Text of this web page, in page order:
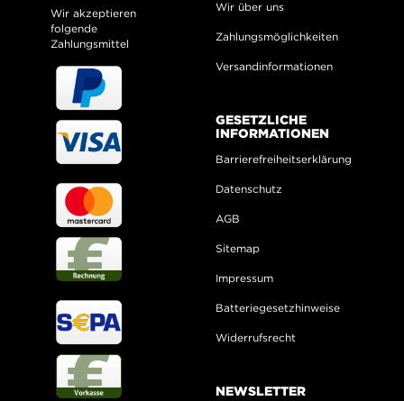
Wir akzeptieren
folgende
Zahlungsmittel
Wir über uns
Zahlungsmöglichkeiten
Versandinformationen
GESETZLICHE
INFORMATIONEN
Barrierefreiheitserklärung
Datenschutz
AGB
Sitemap
Impressum
Batteriegesetzhinweise
Widerrufsrecht
NEWSLETTER